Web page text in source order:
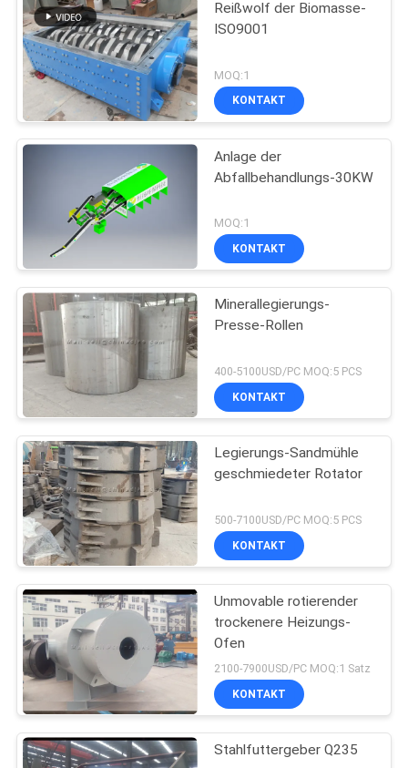
Reißwolf der Biomasse-
ISO9001
MOQ:1
KONTAKT
Anlage der
Abfallbehandlungs-30KW
MOQ:1
KONTAKT
Minerallegierungs-
Presse-Rollen
400-5100USD/PC MOQ:5 PCS
KONTAKT
Legierungs-Sandmühle
geschmiedeter Rotator
500-7100USD/PC MOQ:5 PCS
KONTAKT
Unmovable rotierender
trockenere Heizungs-
Ofen
2100-7900USD/PC MOQ:1 Satz
KONTAKT
Stahlfuttergeber Q235